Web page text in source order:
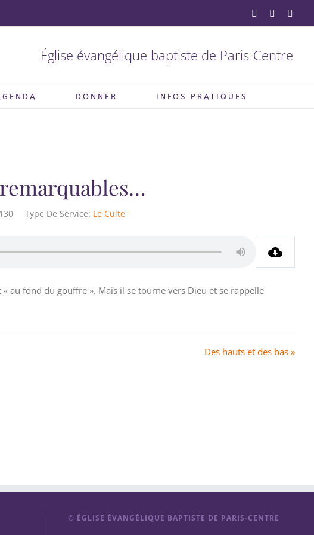
YouTubeFacebook
Église évangélique baptiste de Paris-Centre
DONNER INFOS PRATIQUES
Type De Service: Le Culte
au fond du gouffre ». Mais il se tourne vers Dieu et se rappelle
Des hauts et des bas »
© ÉGLISE ÉVANGÉLIQUE BAPTISTE DE PARIS-CENTRE